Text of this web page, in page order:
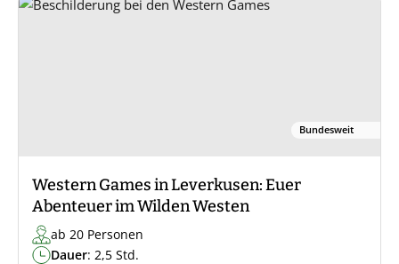
Bundesweit
Western Games in Leverkusen: Euer
Abenteuer im Wilden Westen
ab 20 Personen
Dauer: 2,5 Std.